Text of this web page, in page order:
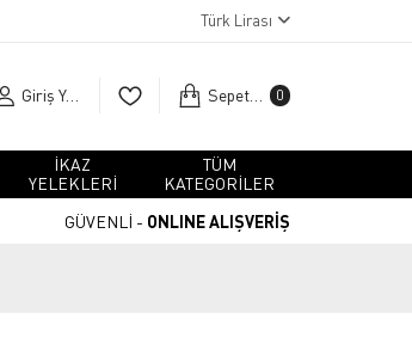
Türk Lirası
Giriş Yap Sepetim 0
İKAZ
YELEKLERİ
TÜM
KATEGORİLER
GÜVENLİ - ONLINE ALIŞVERİŞ